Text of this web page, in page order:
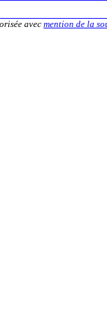
avec mention de la